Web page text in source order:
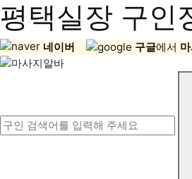
평택실장 구인
네이버 구글에서